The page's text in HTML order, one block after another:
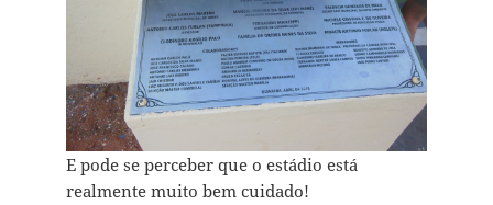
E pode se perceber que o estádio está
realmente muito bem cuidado!